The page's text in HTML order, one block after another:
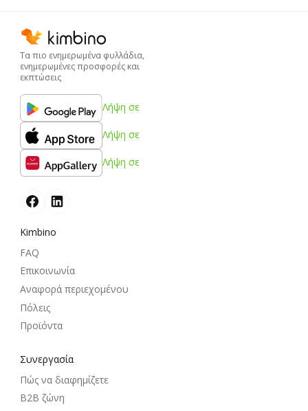
Τα πιο ενημερωμένα φυλλάδια,
ενημερωμένες προσφορές και
εκπτώσεις
Λήψη σε
Λήψη σε
Λήψη σε
Kimbino
FAQ
Επικοινωνία
Αναφορά περιεχομένου
Πόλεις
Προϊόντα
Συνεργασία
Πώς να διαφημίζετε
B2B ζώνη